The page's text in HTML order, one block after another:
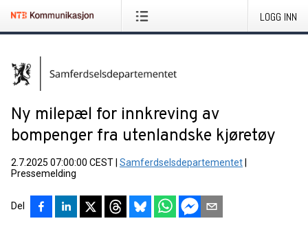
LOGG INN
Ny milepæl for innkreving av
bompenger fra utenlandske kjøretøy
2.7.2025 07:00:00 CEST Samferdselsdepartementet
Pressemelding
Del